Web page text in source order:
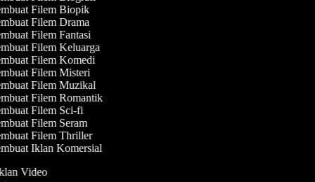
Filem Biopik
Filem Drama
Filem Fantasi
Filem Keluarga
Filem Komedi
Filem Misteri
Filem Muzikal
Filem Romantik
Filem Sci-fi
Filem Seram
Filem Thriller
Iklan Komersial
Video